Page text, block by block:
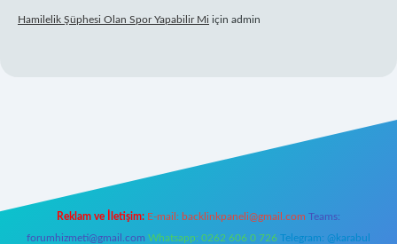
Hamilelik Şüphesi Olan Spor Yapabilir Mi için admin
Reklam ve İletişim: E-mail: backlinkpaneli@gmail.com Teams:
forumhizmeti@gmail.com Whatsapp: 0262 606 0 726 Telegram: @karabul